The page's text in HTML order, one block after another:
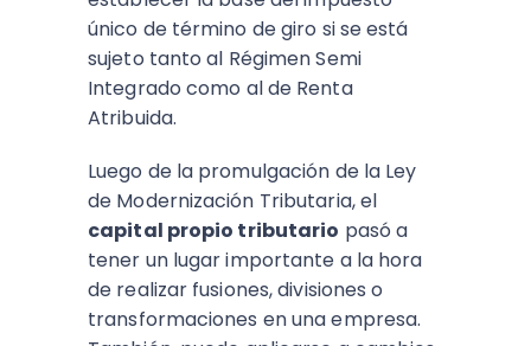
único de término de giro si se está
sujeto tanto al Régimen Semi
Integrado como al de Renta
Atribuida.
Luego de la promulgación de la Ley
de Modernización Tributaria, el
capital propio tributario pasó a
tener un lugar importante a la hora
de realizar fusiones, divisiones o
transformaciones en una empresa.